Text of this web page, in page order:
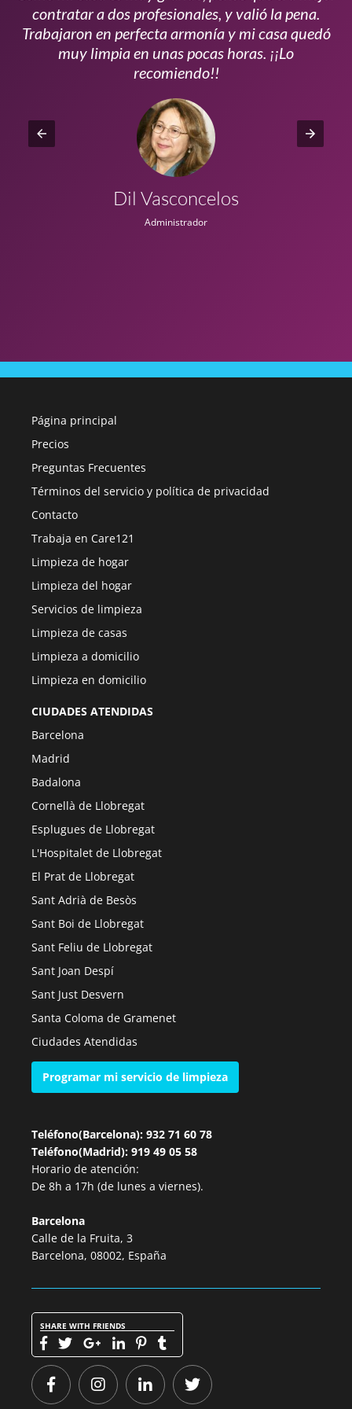
contratar a dos profesionales, y valió la pena.
Trabajaron en perfecta armonía y mi casa quedó
muy limpia en unas pocas horas. ¡¡Lo
recomiendo!!
Dil Vasconcelos
Administrador
Página principal
Precios
Preguntas Frecuentes
Términos del servicio y política de privacidad
Contacto
Trabaja en Care121
Limpieza de hogar
Limpieza del hogar
Servicios de limpieza
Limpieza de casas
Limpieza a domicilio
Limpieza en domicilio
CIUDADES ATENDIDAS
Barcelona
Madrid
Badalona
Cornellà de Llobregat
Esplugues de Llobregat
L'Hospitalet de Llobregat
El Prat de Llobregat
Sant Adrià de Besòs
Sant Boi de Llobregat
Sant Feliu de Llobregat
Sant Joan Despí
Sant Just Desvern
Santa Coloma de Gramenet
Ciudades Atendidas
Programar mi servicio de limpieza
Teléfono(Barcelona): 932 71 60 78
Teléfono(Madrid): 919 49 05 58
Horario de atención:
De 8h a 17h (de lunes a viernes).
Barcelona
Calle de la Fruita, 3
Barcelona, 08002, España
SHARE WITH FRIENDS